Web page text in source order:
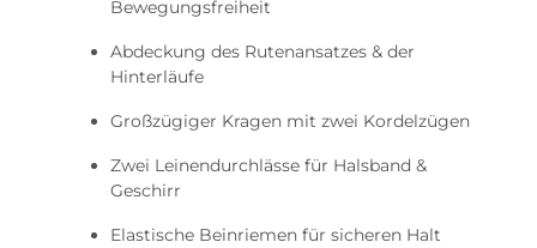
Bewegungsfreiheit
Abdeckung des Rutenansatzes & der
Hinterläufe
Großzügiger Kragen mit zwei Kordelzügen
Zwei Leinendurchlässe für Halsband &
Geschirr
Elastische Beinriemen für sicheren Halt